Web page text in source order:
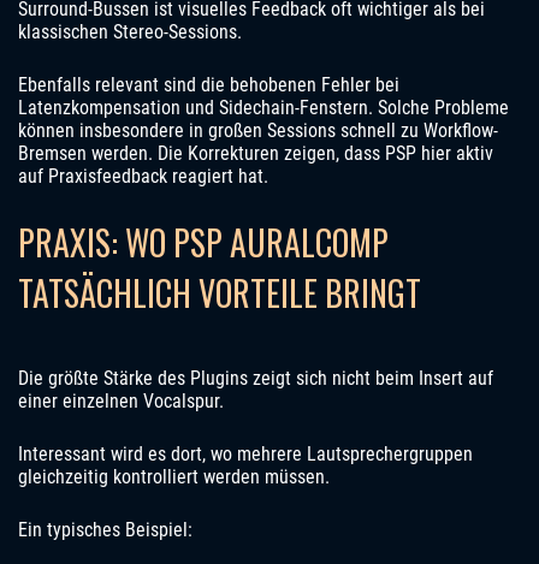
Surround-Bussen ist visuelles Feedback oft wichtiger als bei
klassischen Stereo-Sessions.
Ebenfalls relevant sind die behobenen Fehler bei
Latenzkompensation und Sidechain-Fenstern. Solche Probleme
können insbesondere in großen Sessions schnell zu Workflow-
Bremsen werden. Die Korrekturen zeigen, dass PSP hier aktiv
auf Praxisfeedback reagiert hat.
PRAXIS: WO PSP AURALCOMP
TATSÄCHLICH VORTEILE BRINGT
Die größte Stärke des Plugins zeigt sich nicht beim Insert auf
einer einzelnen Vocalspur.
Interessant wird es dort, wo mehrere Lautsprechergruppen
gleichzeitig kontrolliert werden müssen.
Ein typisches Beispiel: